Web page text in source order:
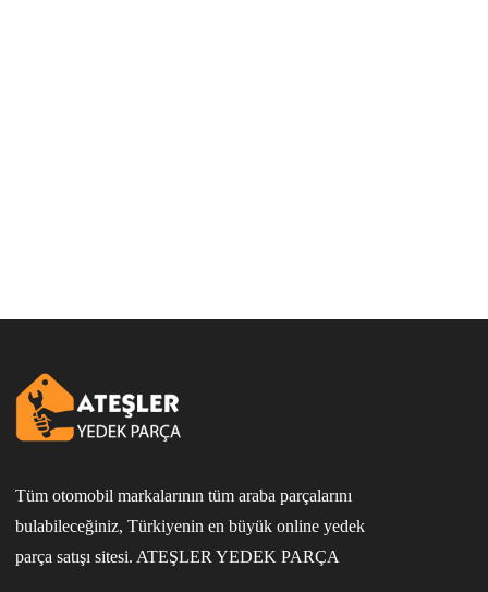
Tüm otomobil markalarının tüm araba parçalarını
bulabileceğiniz, Türkiyenin en büyük online yedek
parça satışı sitesi. ATEŞLER YEDEK PARÇA